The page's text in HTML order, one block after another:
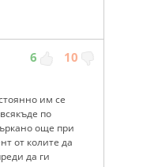
6 10
им се
по
още при
от колите да
да ги